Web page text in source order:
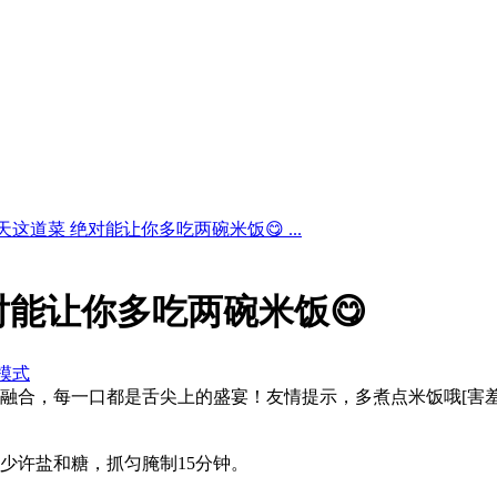
这道菜 绝对能让你多吃两碗米饭😋 ...
让你多吃两碗米饭😋
式
合，每一口都是舌尖上的盛宴！友情提示，多煮点米饭哦[害
许盐和糖，抓匀腌制15分钟。